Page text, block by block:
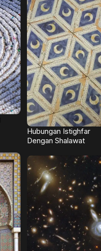
Hubungan Istighfar
Dengan Shalawat